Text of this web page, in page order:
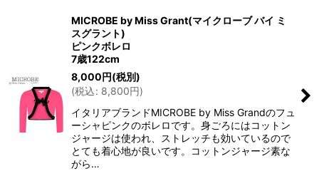
MICROBE by Miss Grant(マイクローブ バイ ミ
スグラント)
ピンクボレロ
7歳122cm
8,000円(税別)
(税込: 8,800円)
イタリアブランドMICROBE by Miss Grandのフュ
ーシャピンクのボレロです。身ごろにはコットン
ジャージは使われ、ストレッチも効いているので
とても着心地が良いです。コットンジャージ素な
がら…